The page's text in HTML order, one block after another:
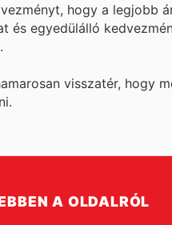
hogy a legjobb
és egyedülálló
visszatér, hogy
A OLDALRÓL